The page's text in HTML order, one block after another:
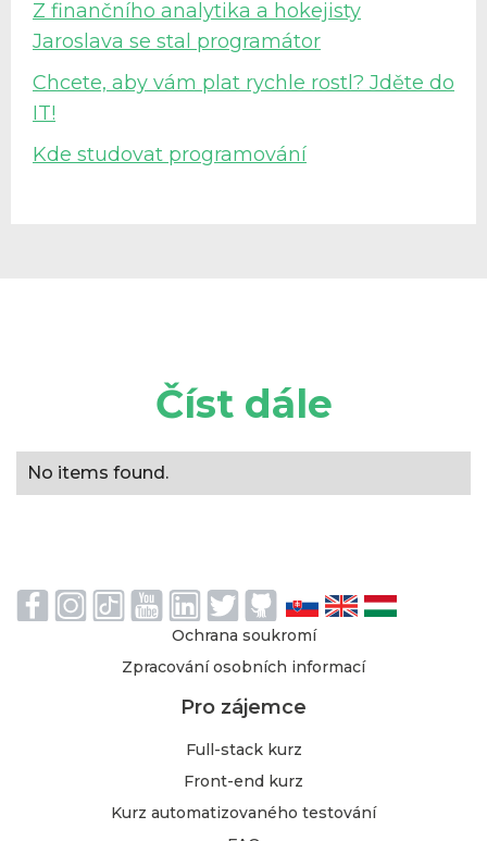
Z finančního analytika a hokejisty
Jaroslava se stal programátor
Chcete, aby vám plat rychle rostl? Jděte do
IT!
Kde studovat programování
Číst dále
No items found.
Ochrana soukromí
Zpracování osobních informací
Pro zájemce
Full-stack kurz
Front-end kurz
Kurz automatizovaného testování